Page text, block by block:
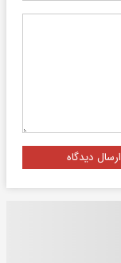
ارسال دیدگاه